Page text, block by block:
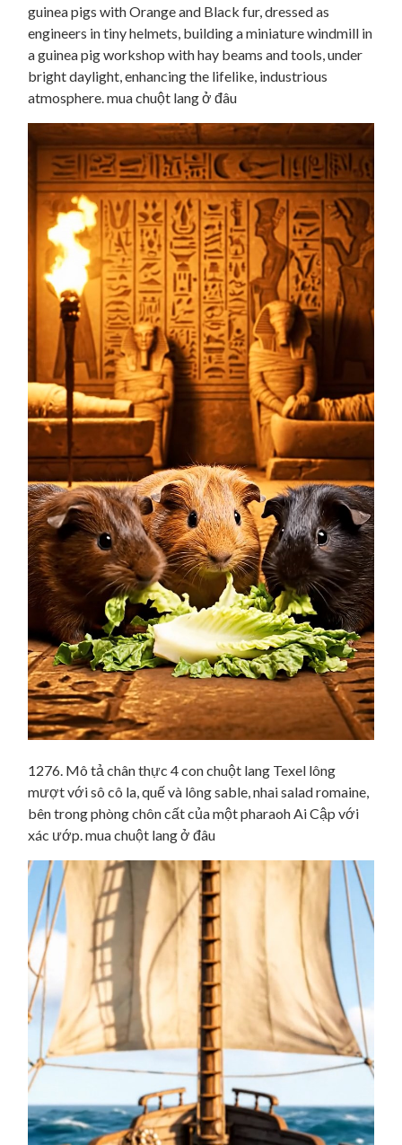
guinea pigs with Orange and Black fur, dressed as
engineers in tiny helmets, building a miniature windmill in
a guinea pig workshop with hay beams and tools, under
bright daylight, enhancing the lifelike, industrious
atmosphere. mua chuột lang ở đâu
1276. Mô tả chân thực 4 con chuột lang Texel lông
mượt với sô cô la, quế và lông sable, nhai salad romaine,
bên trong phòng chôn cất của một pharaoh Ai Cập với
xác ướp. mua chuột lang ở đâu